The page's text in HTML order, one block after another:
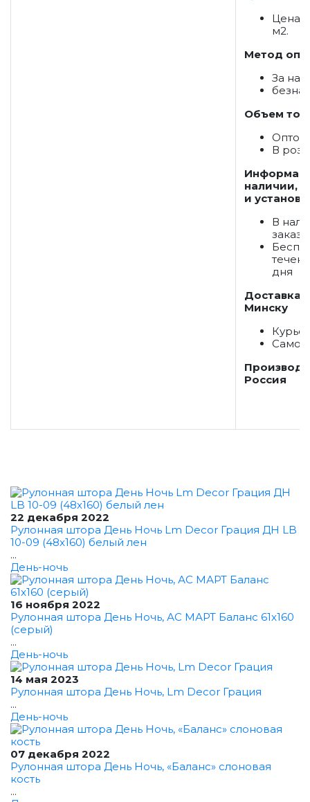
Цена
м2.
Метод
За
Объем
Оптом
В
наличии,
и
В
заказ
дня
Доставка
Минску
Россия
22 декабря 2022
Рулонная штора День Ночь Lm Decor Грация ДН LB
10-09 (48x160) белый лен
...
День-ночь
16 ноября 2022
Рулонная штора День Ночь, АС МАРТ Баланс 61x160
(серый)
...
День-ночь
14 мая 2023
Рулонная штора День Ночь, Lm Decor Грация
...
День-ночь
07 декабря 2022
Рулонная штора День Ночь, «Баланс» слоновая
кость
...